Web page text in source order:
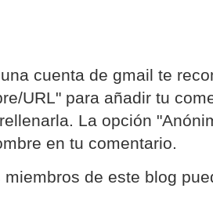
cuenta de gmail te
URL" para añadir tu
La opción
en tu comentario.
miembros de este blog